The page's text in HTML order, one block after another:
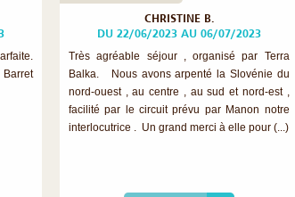
CHRISTINE B.
DU 22/06/2023 AU 06/07/2023
Très agréable séjour , organisé par Terra
Balka. Nous avons arpenté la Slovénie du
nord-ouest , au centre , au sud et nord-est ,
facilité par le circuit prévu par Manon notre
interlocutrice . Un grand merci à elle pour (...)